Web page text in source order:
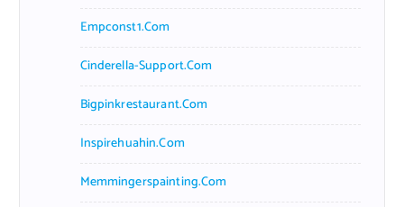
Empconst1.com
Cinderella-Support.com
Bigpinkrestaurant.com
Inspirehuahin.com
Memmingerspainting.com